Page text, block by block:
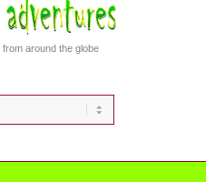
around the globe